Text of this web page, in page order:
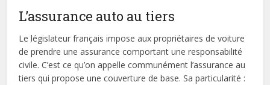
L’assurance auto au tiers
Le législateur français impose aux propriétaires de voiture
de prendre une assurance comportant une responsabilité
civile. C’est ce qu’on appelle communément l’assurance au
tiers qui propose une couverture de base. Sa particularité :